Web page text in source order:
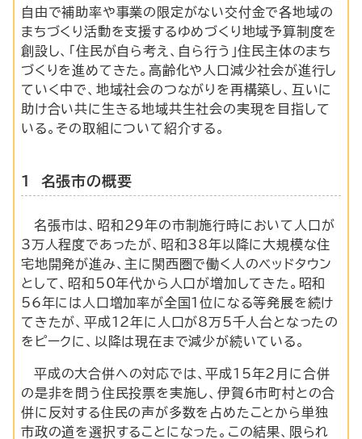
自由で補助率や事業の限定がない交付金で各地域の
まちづくり活動を支援するゆめづくり地域予算制度を
創設し、「住民が自ら考え、自ら行う」住民主体のまち
づくりを進めてきた。高齢化や人口減少社会が進行し
ていく中で、地域社会のつながりを再構築し、互いに
助け合い共に生きる地域共生社会の実現を目指して
いる。その取組について紹介する。
1 名張市の概要
名張市は、昭和29年の市制施行時において人口が
3万人程度であったが、昭和38年以降に大規模な住
宅地開発が進み、主に関西圏で働く人のベッドタウン
として、昭和50年代から人口が増加してきた。昭和
56年には人口増加率が全国1位になる等発展を続け
てきたが、平成12年に人口が8万5千人台となったの
をピークに、以降は現在まで減少が続いている。
平成の大合併への対応では、平成15年2月に合併
の是非を問う住民投票を実施し、伊賀6市町村との合
併に反対する住民の声が多数を占めたことから単独
市政の道を選択することになった。この結果、限られ